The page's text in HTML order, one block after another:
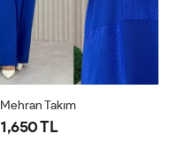
Mehran Takım
1,650 TL